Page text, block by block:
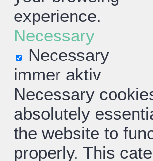
experience.
Necessary
Necessary
immer aktiv
Necessary
absolutely
the website to
properly. This